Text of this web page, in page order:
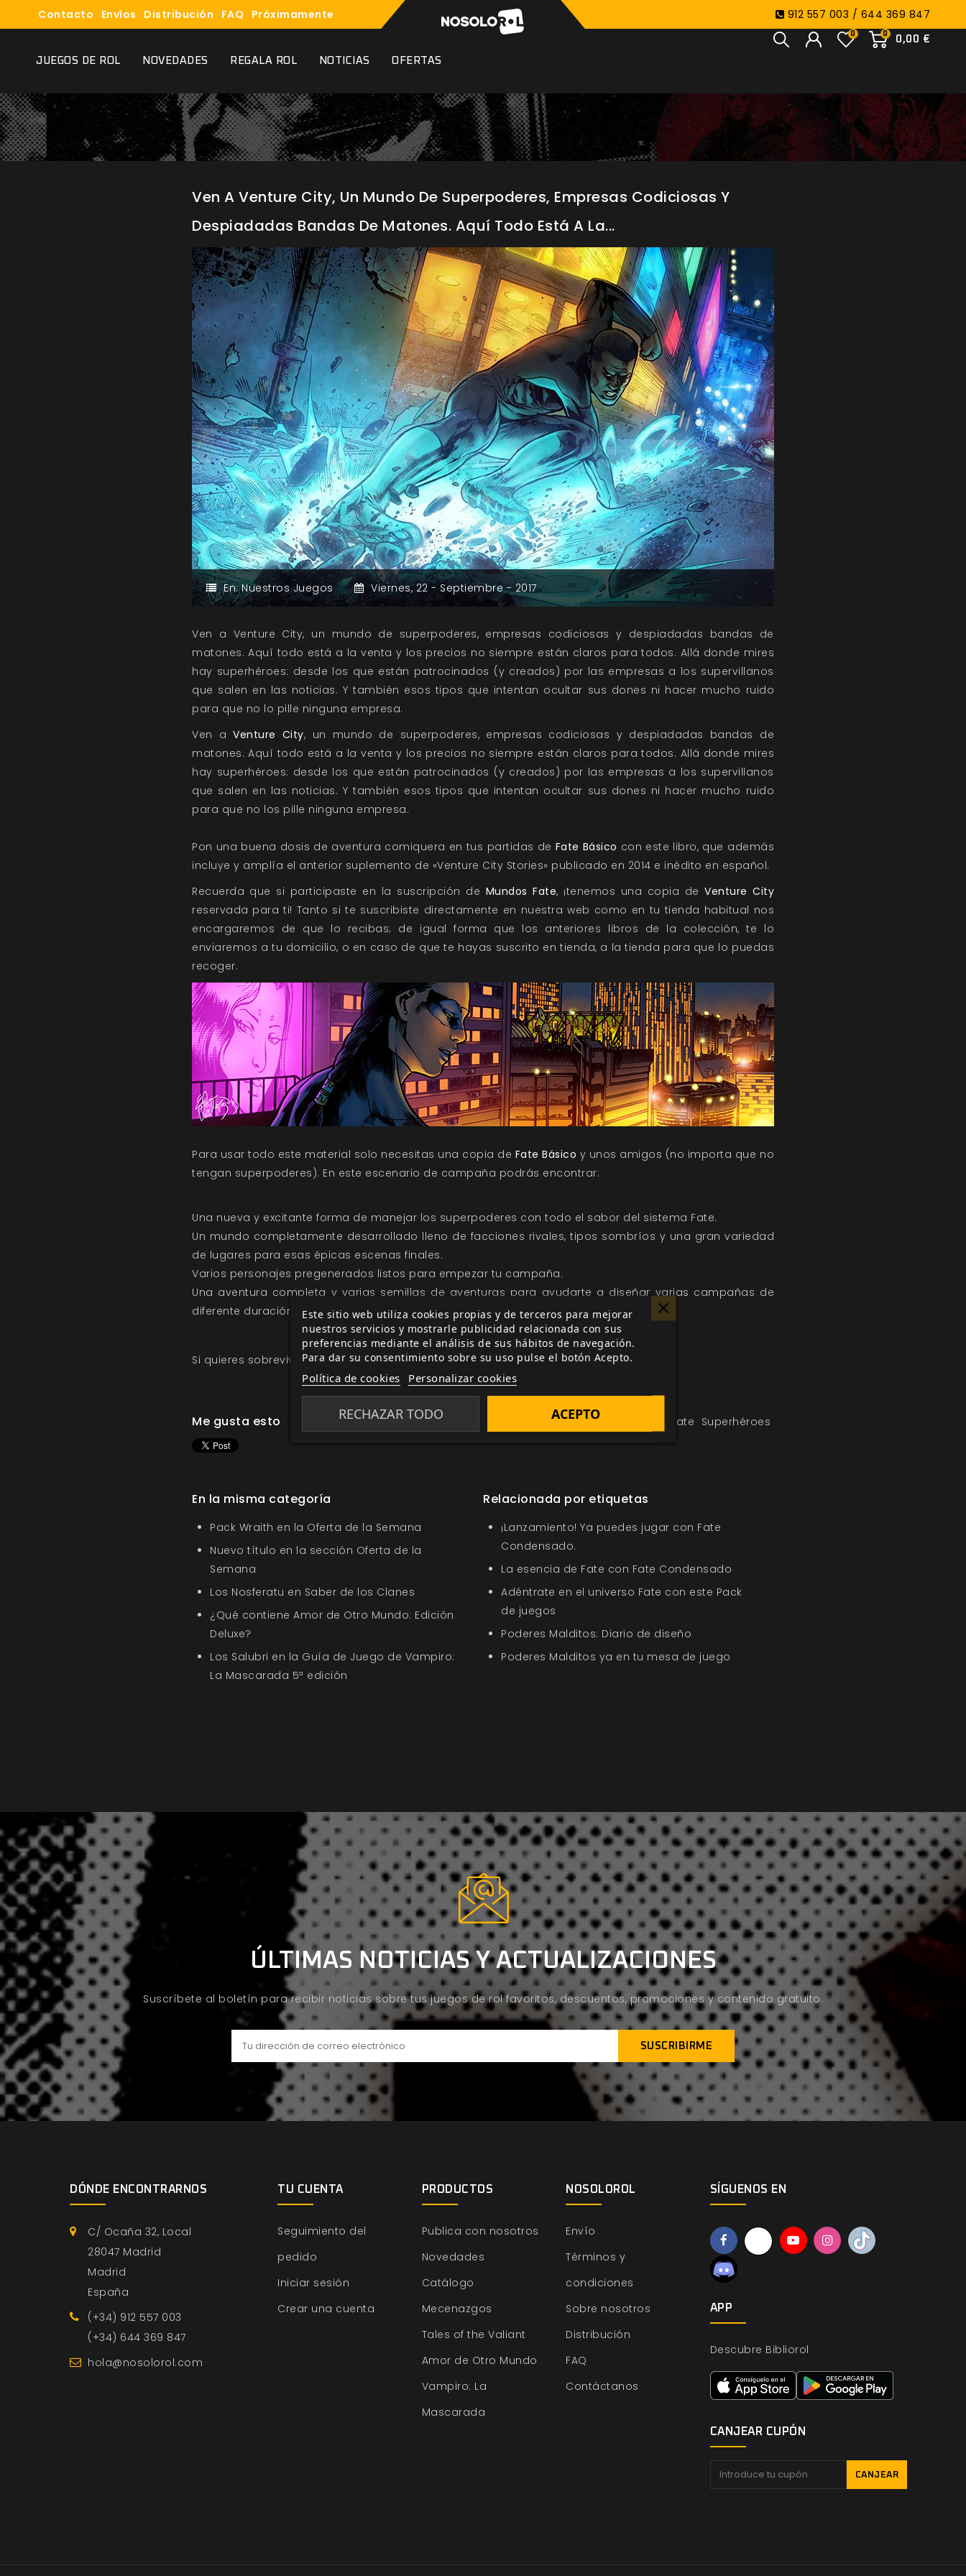
Contacto Envíos Distribución FAQ Próximamente 912 557 003 / 644 369 847
0
0,00 €
0
JUEGOS DE ROL NOVEDADES REGALA ROL NOTICIAS OFERTAS
Ven A Venture City, Un Mundo De Superpoderes, Empresas Codiciosas Y
Despiadadas Bandas De Matones. Aquí Todo Está A La...
En:Nuestros Juegos Viernes,22 -Septiembre -2017
Ven a Venture City, un mundo de superpoderes, empresas codiciosas y despiadadas bandas de
matones. Aquí todo está a la venta y los precios no siempre están claros para todos. Allá donde mires
hay superhéroes: desde los que están patrocinados (y creados) por las empresas a los supervillanos
que salen en las noticias. Y también esos tipos que intentan ocultar sus dones ni hacer mucho ruido
para que no lo pille ninguna empresa.
Ven aVenture City, un mundo de superpoderes, empresas codiciosas y despiadadas bandas de
matones. Aquí todo está a la venta y los precios no siempre están claros para todos. Allá donde mires
hay superhéroes: desde los que están patrocinados (y creados) por las empresas a los supervillanos
que salen en las noticias. Y también esos tipos que intentan ocultar sus dones ni hacer mucho ruido
para que no los pille ninguna empresa.
Pon una buena dosis de aventura comiquera en tus partidas de Fate Básico con este libro, que además
incluye y amplía el anterior suplemento de «Venture City Stories» publicado en 2014 e inédito en español.
Recuerda que si participaste en la suscripción de Mundos Fate, ¡tenemos una copia deVenture City
reservada para ti! Tanto si te suscribiste directamente en nuestra web como en tu tienda habitual nos
encargaremos de que lo recibas; de igual forma que los anteriores libros de la colección, te lo
enviaremos a tu domicilio, o en caso de que te hayas suscrito en tienda, a la tienda para que lo puedas
recoger.
Para usar todo este material solo necesitas una copia de Fate Básico y unos amigos (no importa que no
tengan superpoderes). En este escenario de campaña podrás encontrar:
Una nueva y excitante forma de manejar los superpoderes con todo el sabor del sistema Fate.
Un mundo completamente desarrollado lleno de facciones rivales, tipos sombríos y una gran variedad
de lugares para esas épicas escenas finales.
Varios personajes pregenerados listos para empezar tu campaña.
Una aventura completa y varias semillas de aventuras para ayudarte a diseñar varias campañas de
diferente duración.
Si quieres sobrevivir enVenture City, elige bando, paga tu cuota y ponte en marcha.
Me gusta esto Venture City Mundos Fate Superhéroes
En la misma categoría
Pack Wraith en la Oferta de la Semana
Nuevo título en la sección Oferta de la
Semana
Los Nosferatu en Saber de los Clanes
¿Qué contiene Amor de Otro Mundo: Edición
Deluxe?
Los Salubri en la Guía de Juego de Vampiro:
La Mascarada 5ª edición
Relacionada por etiquetas
¡Lanzamiento! Ya puedes jugar con Fate
Condensado.
La esencia de Fate con Fate Condensado
Adéntrate en el universo Fate con este Pack
de juegos
Poderes Malditos: Diario de diseño
Poderes Malditos ya en tu mesa de juego
ÚLTIMAS NOTICIAS Y ACTUALIZACIONES
Suscríbete al boletín para recibir noticias sobre tus juegos de rol favoritos, descuentos, promociones y contenido gratuito.
DÓNDE ENCONTRARNOS
C/ Ocaña 32, Local
28047 Madrid
Madrid
España
(+34) 912 557 003
(+34) 644 369 847
hola@nosolorol.com
TU CUENTA
Seguimiento del
pedido
Iniciar sesión
Crear una cuenta
PRODUCTOS
Publica con nosotros
Novedades
Catálogo
Mecenazgos
Tales of the Valiant
Amor de Otro Mundo
Vampiro: La
Mascarada
NOSOLOROL
Envío
Términos y
condiciones
Sobre nosotros
Distribución
FAQ
Contáctanos
SÍGUENOS EN
Este sitio web utiliza cookies propias y de terceros para mejorar
nuestros servicios y mostrarle publicidad relacionada con sus
preferencias mediante el análisis de sus hábitos de navegación.
Para dar su consentimiento sobre su uso pulse el botón Acepto.
Política de cookies Personalizar cookies
RECHAZAR TODO ACEPTO
APP
Descubre Bibliorol
CANJEAR CUPÓN
CANJEAR